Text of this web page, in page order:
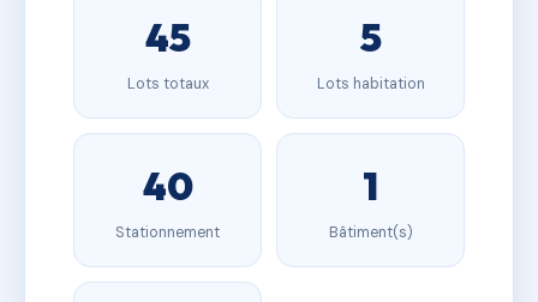
45
Lots totaux
5
Lots habitation
40
Stationnement
1
Bâtiment(s)